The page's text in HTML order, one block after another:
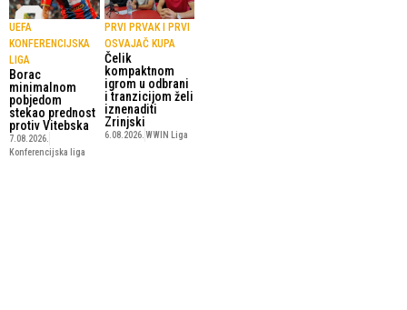
UEFA
KONFERENCIJSKA
LIGA
Borac
minimalnom
pobjedom
stekao prednost
protiv Vitebska
7.08.2026.
Konferencijska liga
PRVI PRVAK I PRVI
OSVAJAČ KUPA
Čelik
kompaktnom
igrom u odbrani
i tranzicijom želi
iznenaditi
Zrinjski
6.08.2026. WWIN Liga